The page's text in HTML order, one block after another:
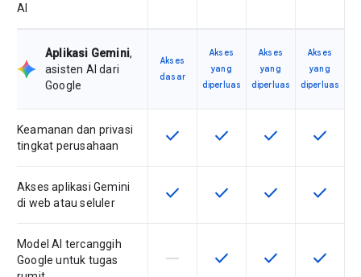
AI
Aplikasi Gemini,
asisten AI dari
Google
Akses
dasar
Akses
yang
diperluas
Akses
yang
diperluas
Akses
yang
diperluas
Keamanan dan privasi
tingkat perusahaan
Fitur ini tersedia untuk SKU ini
check Fitur ini tersedia untuk
check Fitur ini tersedia
check Fitur ini
check
Akses aplikasi Gemini
di web atau seluler
Fitur ini tersedia untuk SKU ini
check Fitur ini tersedia untuk
check Fitur ini tersedia
check Fitur ini
check
Model AI tercanggih
Google untuk tugas
Fitur ini tidak didukung oleh SKU ini
horizontal_rule Fitur ini tersedia untuk
check Fitur ini tersedia
check Fitur ini
check